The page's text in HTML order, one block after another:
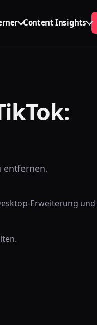
Content Insights
entfernen.
Erweiterung und